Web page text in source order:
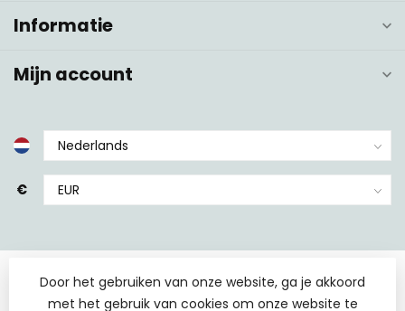
Informatie
Mijn account
€
Door het gebruiken van onze website, ga je akkoord
met het gebruik van cookies om onze website te